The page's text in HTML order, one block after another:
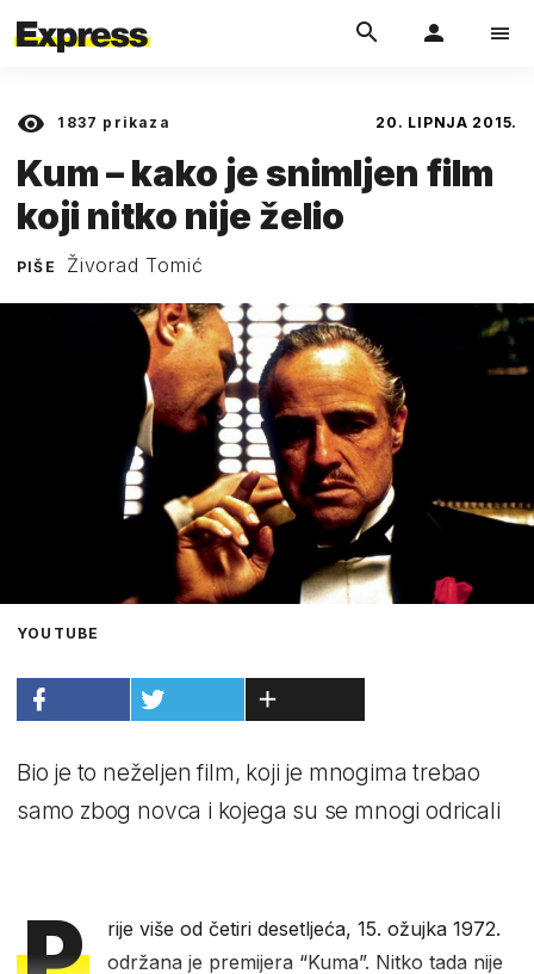
1837 prikaza 20. LIPNJA 2015.
Kum – kako je snimljen film
koji nitko nije želio
PIŠE Živorad Tomić
YOUTUBE
Bio je to neželjen film, koji je mnogima trebao
samo zbog novca i kojega su se mnogi odricali
rije više od četiri desetljeća, 15. ožujka 1972.
održana je premijera “Kuma”. Nitko tada nije